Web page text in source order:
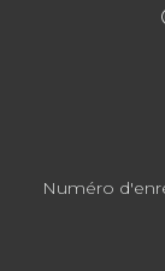
Numéro